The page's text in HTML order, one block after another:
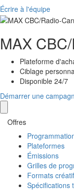
Écrire à l'équipe
MAX
Plateforme
Ciblage
Disponible 24/7
Démarrer une
Offres
Plateformes
Émissions
Grilles de
Formats
Spécifications